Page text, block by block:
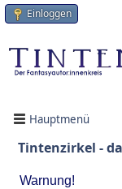
Einloggen
Hauptmenü
Tintenzirkel -
Warnung!